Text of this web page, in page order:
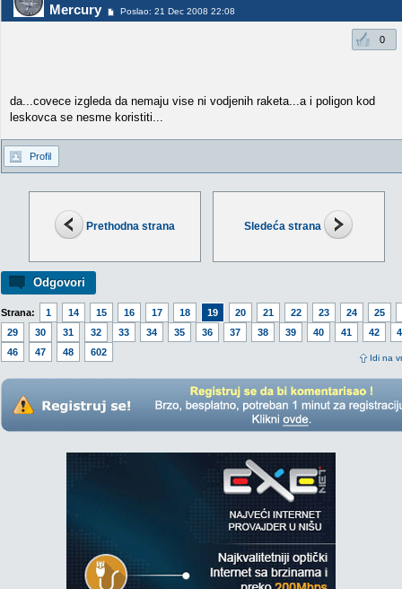
Prethodna strana Sledeća strana
Odgovori
Strana: 1 14 15 16 17 18 19 20 21 22 23 24
25
29
30 31 32 33 34 35 36 37 38 39 40 41 42
46
47 48 602
Idi na
Mercury Poslao: 21 Dec 2008 22:08
0
da...covece izgleda da nemaju vise ni vodjenih raketa...a i poligon kod
leskovca se nesme koristiti...
Profil